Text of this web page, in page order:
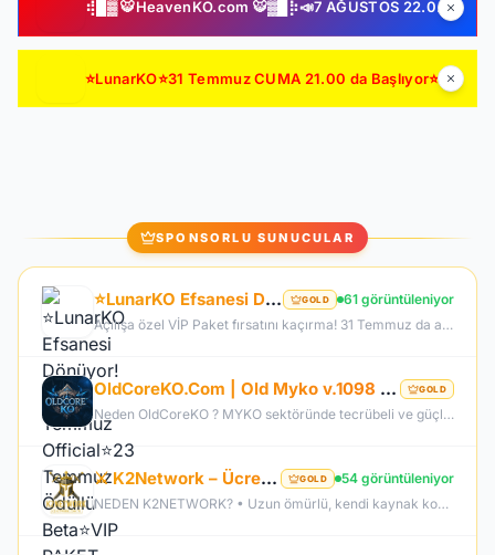
⢾█▓ 🐯HeavenKO.com 🐯▓█⡷📣7 AĞUSTOS 22.00 SAKIN KAÇIRMA!📣▓█⡷⢾█▓💥ÜCRETSİZ GENİE LOOT💥▓█⡷🚀AKADEMİ🚀DX11🚀▓█⡷
⭐LunarKO⭐31 Temmuz CUMA 21.00 da Başlıyor⭐ AÇILIŞA ÖZEL VIP PAKET HEDİYE ⭐GENIE & AutoLoot Ücretsiz⭐EN KALİTELİ HARD FARM SERVER⭐
SPONSORLU SUNUCULAR
⭐LunarKO Efsanesi Dönüyor!⭐31 Temmuz Official⭐23 Temmuz Ödüllü Beta⭐VIP PAKET HEDİYE⭐V2585Dx11⭐ GOLD
61 görüntüleniyor
Açılışa özel VİP Paket fırsatını kaçırma! 31 Temmuz da aramıza katıl , unutamayacağın bir deneyim senin olsun!
OldCoreKO.Com | Old Myko v.1098 | Starter + Yan Pus Ücretsiz | Academy : 17 Temmuz 2026 -Cuma 21:00! GOLD
Neden OldCoreKO ? MYKO sektöründe tecrübeli ve güçlü yönetim Oyuncu geri bildirimlerine önem veren şeffaf yapı Play to Win odaklı sistem anlayışı Dengeli ekonomi ve sürdürülebilir oyun yapısı Uzun soluklu, plansız kapanma riski olmayan sunucu vizyonu Deneyimli yönetim ekibimizin rehberliğinde, uzun soluklu ve unutulmaz bir maceraya hazır olun. OldCoreKO; heyecan dolu bir ortam, PK temposunun hiç durmadığı ve MYKO’nun özünü sonuna kadar yaşayabileceğiniz eşsiz bir atmosfer.
⚔️ K2Network – Ücretsiz PUS | Auto Upgrade | Geliştirilmiş Drop & Kutu Sistemi | Sürekli Güncellemel GOLD
54 görüntüleniyor
NEDEN K2NETWORK? • Uzun ömürlü, kendi kaynak koduna sahip gerçek bir proje – hazır dosya alıp 1 haftada patlayan server değil. • %100 farm mantığı – KC/TL zorunluluğu yok, her şey oynayarak kazanılabilir. • Upgrade sınırı yok! – +30 Rebirthe kadar ilerleyen, +5’e kadar basılan takılar! • Tamamen ücretsiz PUS, paranızı sevdiklerinize ve ailenize ayırabilirsiniz! • Upgrade oranları şeffaf – % kaç ihtimalle bastığını ekranda net görüyorsun. • Auto Upgrade sistemi oyuna direkt entegre